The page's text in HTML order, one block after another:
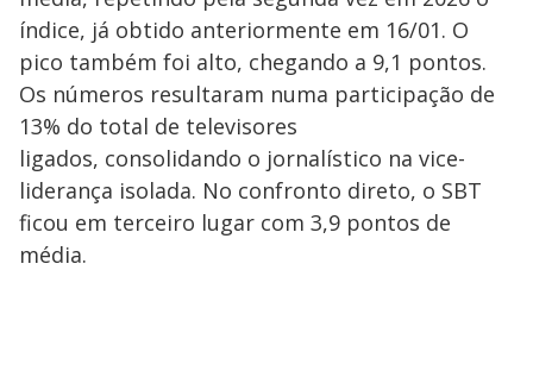
índice, já obtido anteriormente em 16/01. O
pico também foi alto, chegando a 9,1 pontos.
Os números resultaram numa participação de
13% do total de televisores
ligados, consolidando o jornalístico na vice-
liderança isolada. No confronto direto, o SBT
ficou em terceiro lugar com 3,9 pontos de
média.